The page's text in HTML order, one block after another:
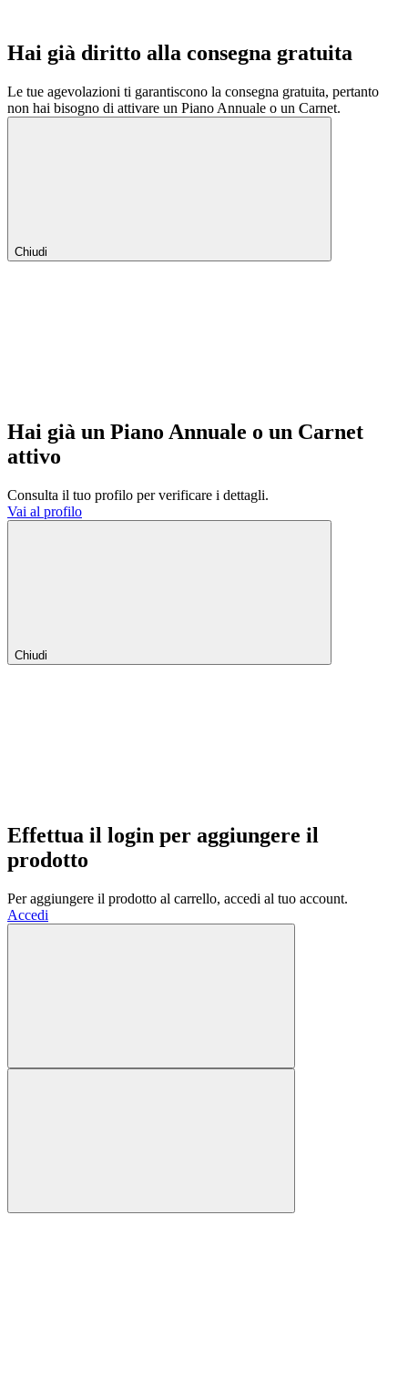
Hai già diritto alla consegna gratuita
Le tue agevolazioni ti garantiscono la consegna gratuita, pertanto
non hai bisogno di attivare un Piano Annuale o un Carnet.
Chiudi
Hai già un Piano Annuale o un Carnet
attivo
Consulta il tuo profilo per verificare i dettagli.
Vai al profilo
Chiudi
Effettua il login per aggiungere il
prodotto
Per aggiungere il prodotto al carrello, accedi al tuo account.
Accedi